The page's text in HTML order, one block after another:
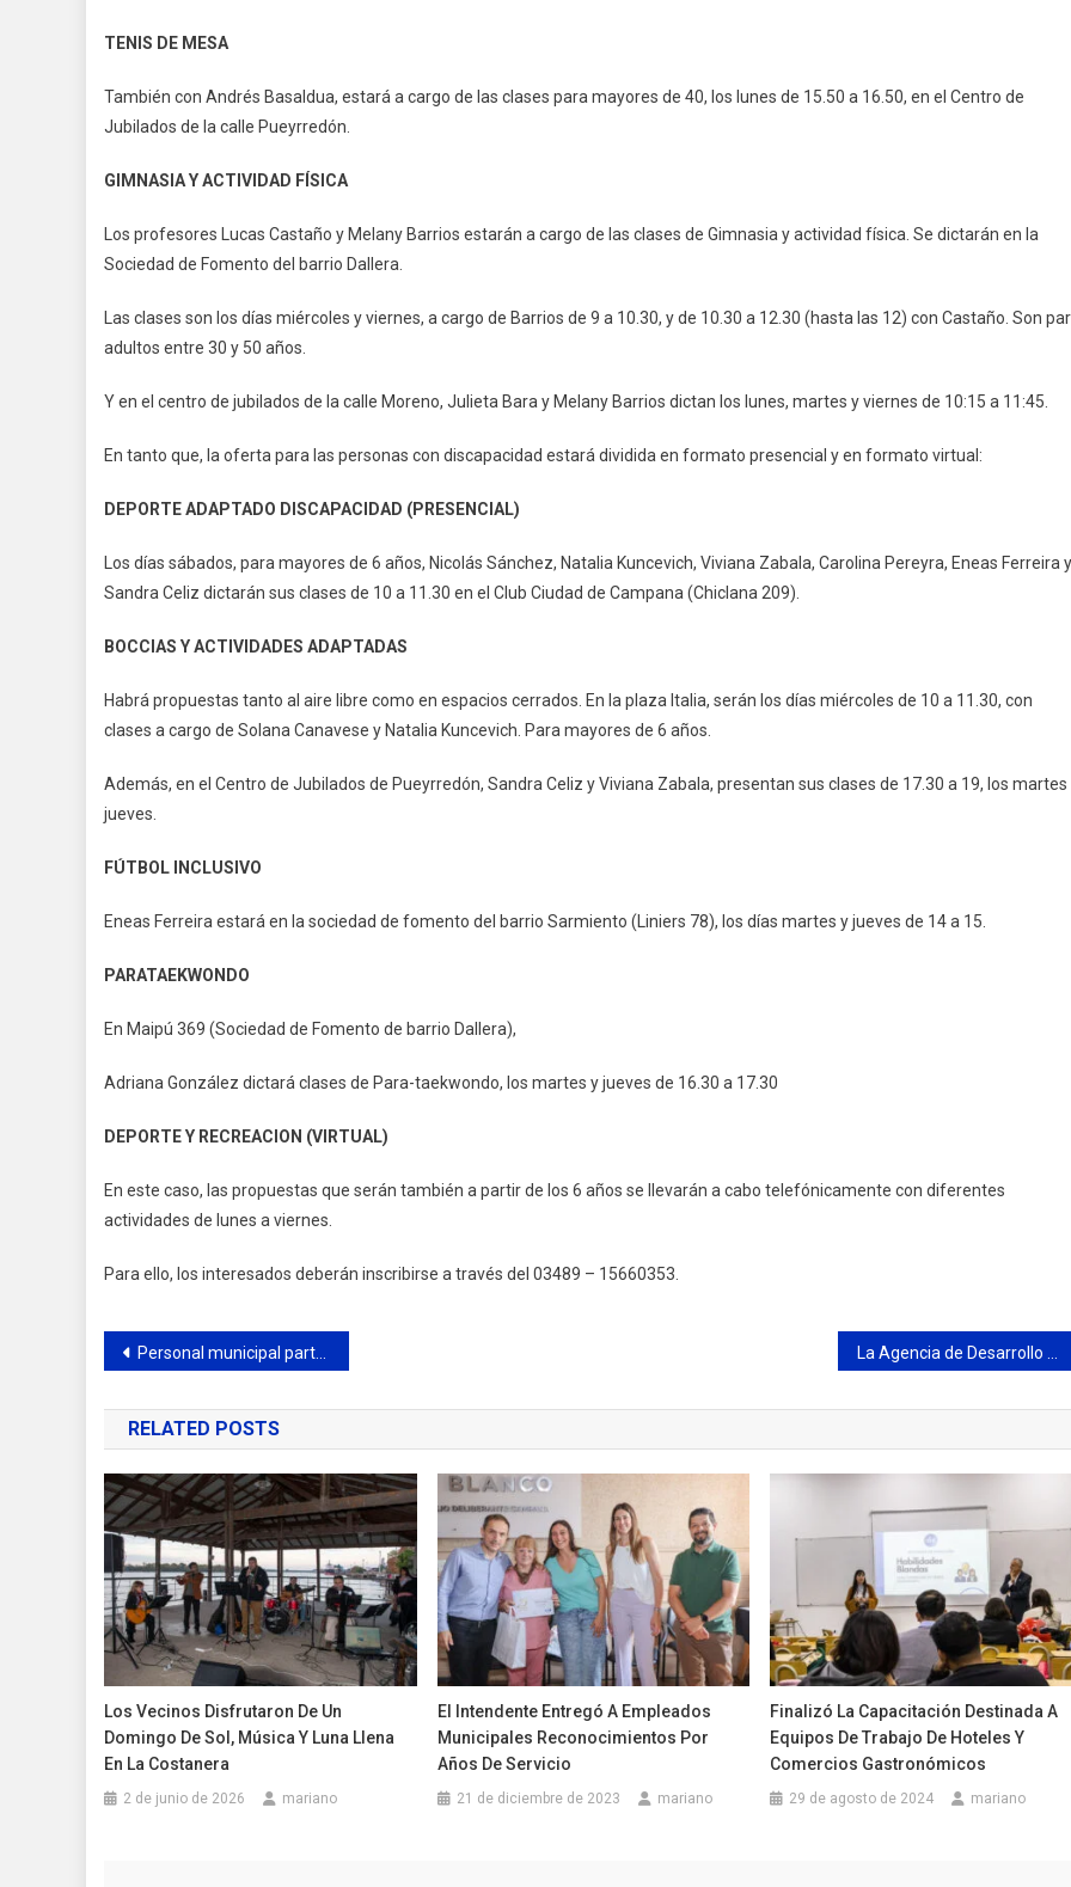
TENIS DE MESA
También con Andrés Basaldua, estará a cargo de las clases para mayores de 40, los lunes de 15.50 a 16.50, en el Centro de
Jubilados de la calle Pueyrredón.
GIMNASIA Y ACTIVIDAD FÍSICA
Los profesores Lucas Castaño y Melany Barrios estarán a cargo de las clases de Gimnasia y actividad física. Se dictarán en la
Sociedad de Fomento del barrio Dallera.
Las clases son los días miércoles y viernes, a cargo de Barrios de 9 a 10.30, y de 10.30 a 12.30 (hasta las 12) con Castaño. Son
adultos entre 30 y 50 años.
Y en el centro de jubilados de la calle Moreno, Julieta Bara y Melany Barrios dictan los lunes, martes y viernes de 10:15 a 11:45.
En tanto que, la oferta para las personas con discapacidad estará dividida en formato presencial y en formato virtual:
DEPORTE ADAPTADO DISCAPACIDAD (PRESENCIAL)
Los días sábados, para mayores de 6 años, Nicolás Sánchez, Natalia Kuncevich, Viviana Zabala, Carolina Pereyra, Eneas Ferreira y
Sandra Celiz dictarán sus clases de 10 a 11.30 en el Club Ciudad de Campana (Chiclana 209).
BOCCIAS Y ACTIVIDADES ADAPTADAS
Habrá propuestas tanto al aire libre como en espacios cerrados. En la plaza Italia, serán los días miércoles de 10 a 11.30, con
clases a cargo de Solana Canavese y Natalia Kuncevich. Para mayores de 6 años.
Además, en el Centro de Jubilados de Pueyrredón, Sandra Celiz y Viviana Zabala, presentan sus clases de 17.30 a 19, los martes
jueves.
FÚTBOL INCLUSIVO
Eneas Ferreira estará en la sociedad de fomento del barrio Sarmiento (Liniers 78), los días martes y jueves de 14 a 15.
PARATAEKWONDO
En Maipú 369 (Sociedad de Fomento de barrio Dallera),
Adriana González dictará clases de Para-taekwondo, los martes y jueves de 16.30 a 17.30
DEPORTE Y RECREACION (VIRTUAL)
En este caso, las propuestas que serán también a partir de los 6 años se llevarán a cabo telefónicamente con diferentes
actividades de lunes a viernes.
Para ello, los interesados deberán inscribirse a través del 03489 – 15660353.
Navegación
de
entradas
Personal municipal participó de una importante capacitación
RELATED POSTS
Los Vecinos Disfrutaron De Un
Domingo De Sol, Música Y Luna Llena
En La Costanera
2 de junio de 2026 mariano
El Intendente Entregó A Empleados
Municipales Reconocimientos Por
Años De Servicio
21 de diciembre de 2023 mariano
Finalizó La Capacitación Destinada A
Equipos De Trabajo De Hoteles Y
Comercios Gastronómicos
29 de agosto de 2024 mariano